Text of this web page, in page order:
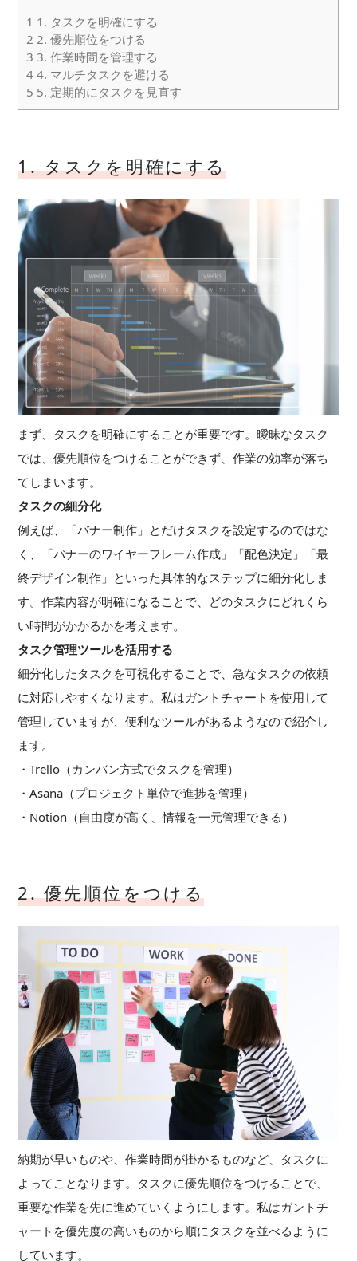
1 1. タスクを明確にする
2 2. 優先順位をつける
3 3. 作業時間を管理する
4 4. マルチタスクを避ける
5 5. 定期的にタスクを見直す
1. タスクを明確にする
まず、タスクを明確にすることが重要です。曖昧なタスク
では、優先順位をつけることができず、作業の効率が落ち
てしまいます。
タスクの細分化
例えば、「バナー制作」とだけタスクを設定するのではな
く、「バナーのワイヤーフレーム作成」「配色決定」「最
終デザイン制作」といった具体的なステップに細分化しま
す。作業内容が明確になることで、どのタスクにどれくら
い時間がかかるかを考えます。
タスク管理ツールを活用する
細分化したタスクを可視化することで、急なタスクの依頼
に対応しやすくなります。私はガントチャートを使用して
管理していますが、便利なツールがあるようなので紹介し
ます。
・Trello（カンバン方式でタスクを管理）
・Asana（プロジェクト単位で進捗を管理）
・Notion（自由度が高く、情報を一元管理できる）
2. 優先順位をつける
納期が早いものや、作業時間が掛かるものなど、タスクに
よってことなります。タスクに優先順位をつけることで、
重要な作業を先に進めていくようにします。私はガントチ
ャートを優先度の高いものから順にタスクを並べるように
しています。